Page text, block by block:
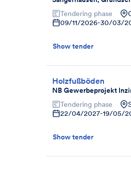
Tendering phase
09/11/2026-30/03/
Show tender
Holzfußböden
NB Gewerbeprojekt
Tendering phase
22/04/2027-19/05/
Show tender